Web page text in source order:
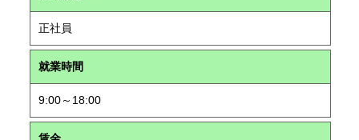
正社員
就業時間
9:00～18:00